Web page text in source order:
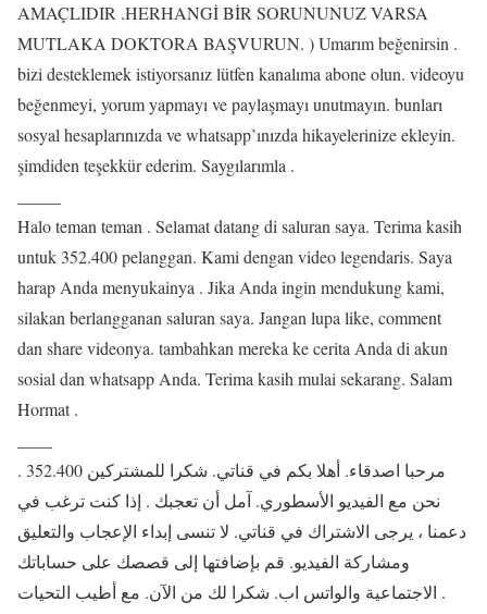
AMAÇLIDIR .HERHANGİ BİR SORUNUNUZ VARSA
MUTLAKA DOKTORA BAŞVURUN. ) Umarım beğenirsin .
bizi desteklemek istiyorsanız lütfen kanalıma abone olun. videoyu
beğenmeyi, yorum yapmayı ve paylaşmayı unutmayın. bunları
sosyal hesaplarınızda ve whatsapp’ınızda hikayelerinize ekleyin.
şimdiden teşekkür ederim. Saygılarımla .
Halo teman teman . Selamat datang di saluran saya. Terima kasih
untuk 352.400 pelanggan. Kami dengan video legendaris. Saya
harap Anda menyukainya . Jika Anda ingin mendukung kami,
silakan berlangganan saluran saya. Jangan lupa like, comment
dan share videonya. tambahkan mereka ke cerita Anda di akun
sosial dan whatsapp Anda. Terima kasih mulai sekarang. Salam
Hormat .
مرحبا اصدقاء. أهلا بكم في قناتي. شكرا للمشتركين 352.400 .
نحن مع الفيديو الأسطوري. آمل أن تعجبك . إذا كنت ترغب في
دعمنا ، يرجى الاشتراك في قناتي. لا تنسى إبداء الإعجاب والتعليق
ومشاركة الفيديو. قم بإضافتها إلى قصصك على حساباتك
الاجتماعية والواتس اب. شكرا لك من الآن. مع أطيب التحيات .